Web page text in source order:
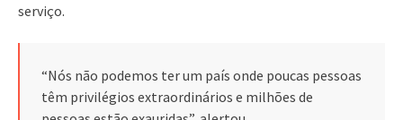
serviço.
“Nós não podemos ter um país onde poucas pessoas
têm privilégios extraordinários e milhões de